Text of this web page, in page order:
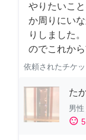
やりたいこ
か周りにい
りしました
のでこれか
依頼されたチケッ
た
男性
sentiment_satisfied 5